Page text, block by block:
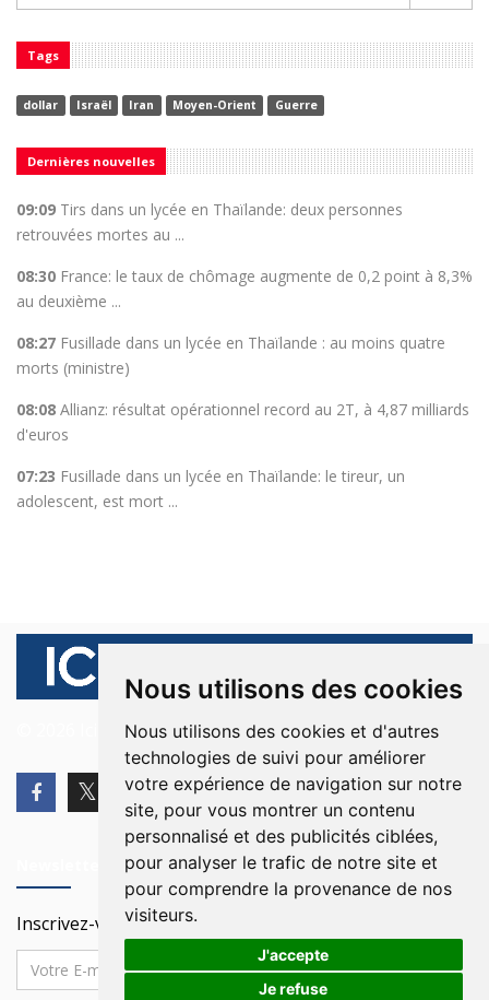
Nous utilisons des cookies
Nous utilisons des cookies et d'autres
technologies de suivi pour améliorer
votre expérience de navigation sur notre
site, pour vous montrer un contenu
personnalisé et des publicités ciblées,
pour analyser le trafic de notre site et
pour comprendre la provenance de nos
visiteurs.
J'accepte
Je refuse
Tags
dollar Israël Iran Moyen-Orient Guerre
Dernières nouvelles
09:09 Tirs dans un lycée en Thaïlande: deux personnes
retrouvées mortes au ...
08:30 France: le taux de chômage augmente de 0,2 point à 8,3%
au deuxième ...
08:27 Fusillade dans un lycée en Thaïlande : au moins quatre
morts (ministre)
08:08 Allianz: résultat opérationnel record au 2T, à 4,87 milliards
d'euros
07:23 Fusillade dans un lycée en Thaïlande: le tireur, un
adolescent, est mort ...
© 2026 Ici Beyrouth. Tous les droits sont réservés.
Inscrivez-vous à notre Newsletter